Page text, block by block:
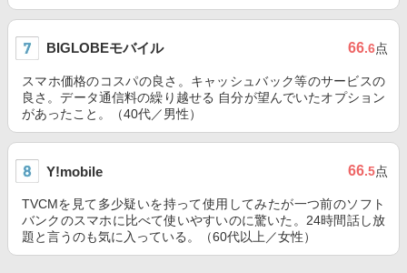
BIGLOBEモバイル 66.6点
スマホ価格のコスパの良さ。キャッシュバック等のサービスの
良さ。データ通信料の繰り越せる 自分が望んでいたオプション
があったこと。（40代／男性）
Y!mobile 66.5点
TVCMを見て多少疑いを持って使用してみたが一つ前のソフト
バンクのスマホに比べて使いやすいのに驚いた。24時間話し放
題と言うのも気に入っている。（60代以上／女性）